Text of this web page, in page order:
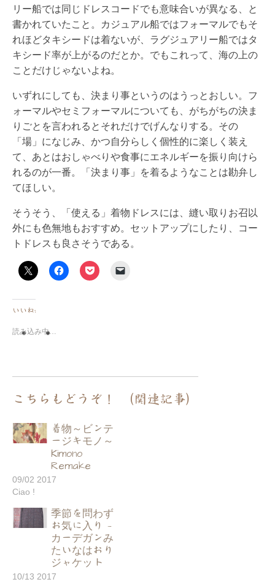
リー船では同じドレスコードでも意味合いが異なる、と
書かれていたこと。カジュアル船ではフォーマルでもそ
れほどタキシードは着ないが、ラグジュアリー船ではタ
キシード率が上がるのだとか。でもこれって、海の上の
ことだけじゃないよね。
いずれにしても、決まり事というのはうっとおしい。フ
ォーマルやセミフォーマルについても、がちがちの決ま
りごとを言われるとそれだけでげんなりする。その
「場」になじみ、かつ自分らしく個性的に楽しく装え
て、あとはおしゃべりや食事にエネルギーを振り向けら
れるのが一番。「決まり事」を着るようなことは勘弁し
てほしい。
そうそう、「使える」着物ドレスには、縫い取りお召以
外にも色無地もおすすめ。セットアップにしたり、コー
トドレスも良さそうである。
いいね:
読み込み中…
こちらもどうぞ！ （関連記事）
着物～ビンテ
ージキモノ～
Kimono
Remake
09/02 2017
Ciao !
季節を問わず
お気に入り —
カーデガンみ
たいなはおり
ジャケット
10/13 2017